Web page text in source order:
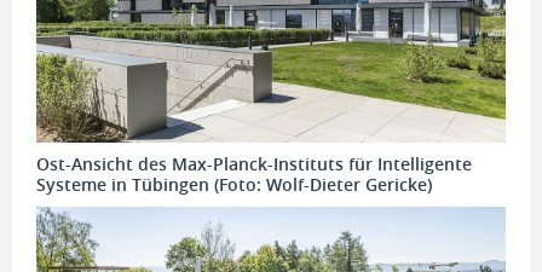
Ost-Ansicht des Max-Planck-Instituts für Intelligente
Systeme in Tübingen (Foto: Wolf-Dieter Gericke)